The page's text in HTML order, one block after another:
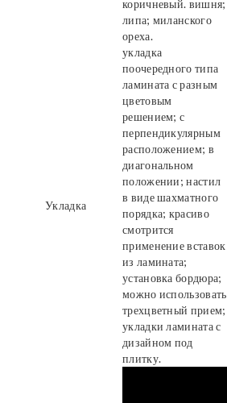
коричневый. вишня;
липа; миланского
ореха.
Укладка
укладка
поочередного типа
ламината с разным
цветовым
решением; с
перпендикулярным
расположением; в
диагональном
положении; настил
в виде шахматного
порядка; красиво
смотрится
применение вставок
из ламината;
установка бордюра;
можно использовать
трехцветный прием;
укладки ламината с
дизайном под
плитку.